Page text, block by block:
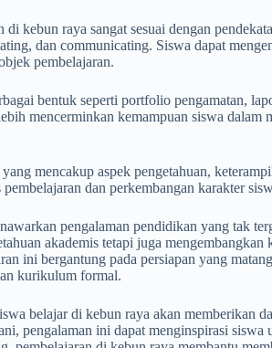
kebun raya sangat sesuai dengan
dan communicating. Siswa dapat
pembelajaran.
bentuk seperti portfolio pengamatan,
mencerminkan kemampuan siswa dalam
mencakup aspek pengetahuan,
dan perkembangan karakter
pengalaman pendidikan yang tak
akademis tetapi juga mengembangkan
ini bergantung pada persiapan yang
kurikulum formal.
belajar di kebun raya akan memberikan
pengalaman ini dapat menginspirasi